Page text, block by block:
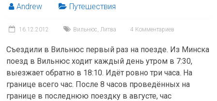
Andrew Путешествия
16.12.2012 Вильнюс,Литва 4 Комментариев
Съездили в Вильнюс первый раз на поезде. Из Минска
поезд в Вильнюс ходит каждый день утром в 7:30,
выезжает обратно в 18:10. Идёт ровно три часа. На
границе всего час. После 8 часов проведённых на
границе в последнюю поездку в августе, час